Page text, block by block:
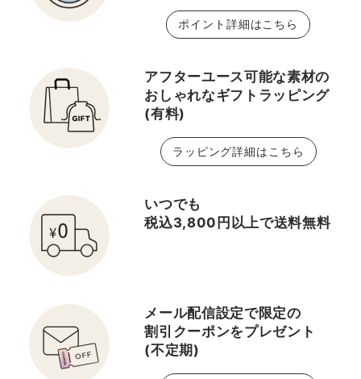
ポイント詳細はこちら
アフターユース可能な素材の
おしゃれなギフトラッピング
(有料)
ラッピング詳細はこちら
いつでも
税込3,800円以上で送料無料
メール配信設定で限定の
割引クーポンをプレゼント
(不定期)